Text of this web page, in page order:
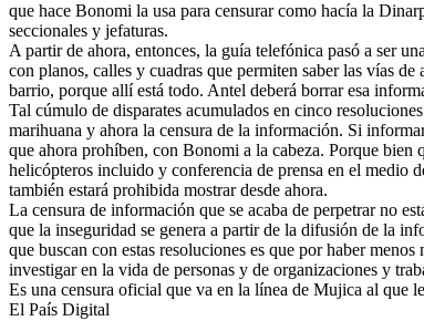
que hace Bonomi la usa para censurar como hacía la
seccionales y jefaturas.
A partir de ahora, entonces, la guía telefónica pasó a ser
con planos, calles y cuadras que permiten saber las vías
barrio, porque allí está todo. Antel deberá borrar esa
Tal cúmulo de disparates acumulados en cinco
marihuana y ahora la censura de la información. Si
que ahora prohíben, con Bonomi a la cabeza. Porque bien
helicópteros incluido y conferencia de prensa en el medio
también estará prohibida mostrar desde ahora.
La censura de información que se acaba de perpetrar no
que la inseguridad se genera a partir de la difusión de la
que buscan con estas resoluciones es que por haber
investigar en la vida de personas y de organizaciones y
Es una censura oficial que va en la línea de Mujica al que
El País Digital